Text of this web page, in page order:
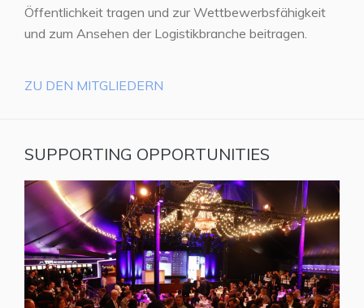
Öffentlichkeit tragen und zur Wettbewerbsfähigkeit
und zum Ansehen der Logistikbranche beitragen.
ZU DEN MITGLIEDERN
SUPPORTING OPPORTUNITIES